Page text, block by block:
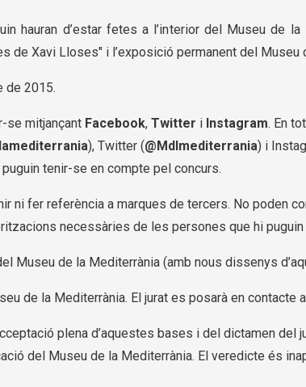
hauran d’estar fetes a l’interior del Museu de
de Xavi Lloses" i l’exposició permanent del Museu
de 2015.
se mitjançant Facebook, Twitter i Instagram. En
), Twitter (@Mdlmediterrania) i
tenir-se en compte pel concurs.
ni fer referència a marques de tercers. No poden
necessàries de les persones que hi puguin
Museu de la Mediterrània (amb nous dissenys
de la Mediterrània. El jurat es posarà en contacte
plena d’aquestes bases i del dictamen
del Museu de la Mediterrània. El veredicte és